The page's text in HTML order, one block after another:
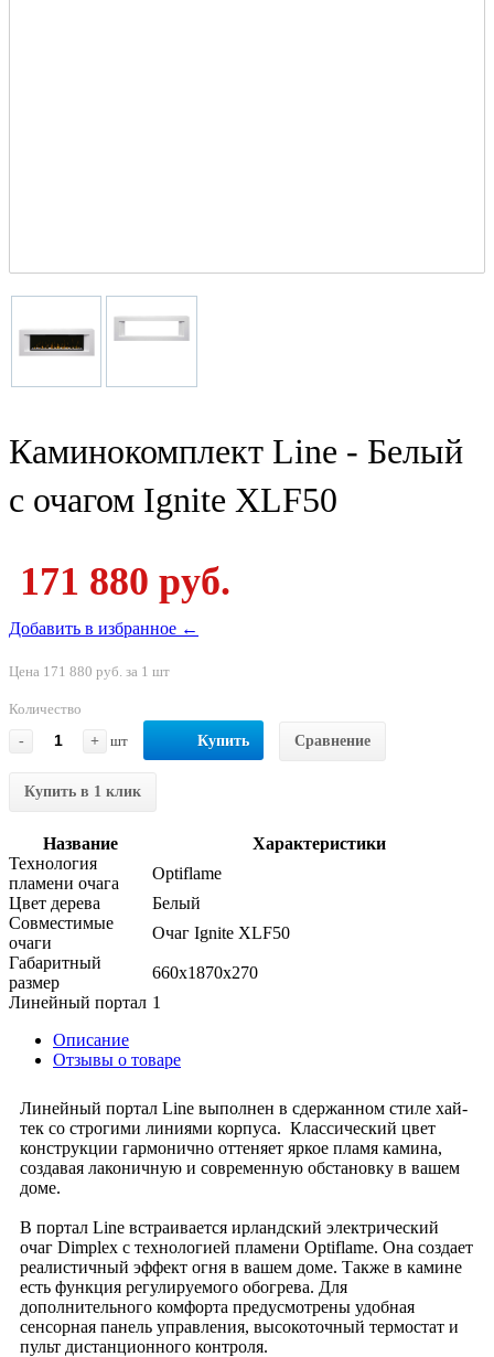
Каминокомплект Line - Белый
с очагом Ignite XLF50
171 880 руб.
Добавить в избранное ←
Цена 171 880 руб. за 1 шт
Количество
-
+ шт Купить Сравнение
Купить в 1 клик
Название
Характеристики
Технология
пламени очага
Optiflame
Цвет дерева
Белый
Совместимые
очаги
Очаг Ignite XLF50
Габаритный
размер
660x1870x270
Линейный портал 1
Описание
Отзывы о товаре
Линейный портал Line выполнен в сдержанном стиле хай-
тек со строгими линиями корпуса. Классический цвет
конструкции гармонично оттеняет яркое пламя камина,
создавая лаконичную и современную обстановку в вашем
доме.
В портал Line встраивается ирландский электрический
очаг Dimplex с технологией пламени Optiflame. Она создает
реалистичный эффект огня в вашем доме. Также в камине
есть функция регулируемого обогрева. Для
дополнительного комфорта предусмотрены удобная
сенсорная панель управления, высокоточный термостат и
пульт дистанционного контроля.